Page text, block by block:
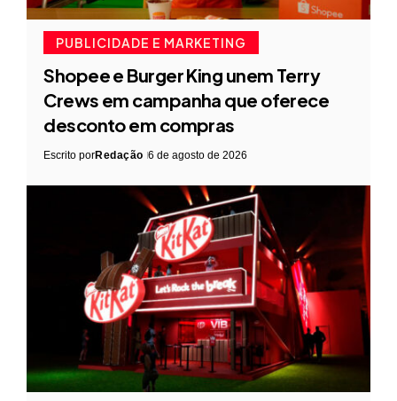
PUBLICIDADE E MARKETING
Shopee e Burger King unem Terry
Crews em campanha que oferece
desconto em compras
Escrito porRedação 6 de agosto de 2026